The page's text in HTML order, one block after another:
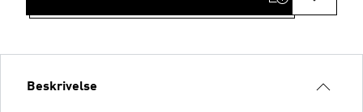
Beskrivelse